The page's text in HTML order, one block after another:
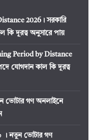
2026। সরকারি
কি দূরত্ব অনুসারে পায়
Period by Distance
যোগদান কাল কি দূরত্ব
ভোটার গণ অনলাইনে
। নতুন ভোটার গণ